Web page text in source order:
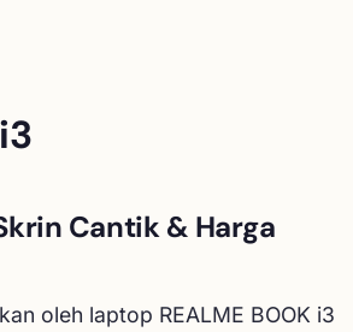
Cantik & Harga
oleh laptop REALME BOOK i3